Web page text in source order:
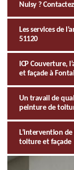
Nuisy ?
Les services de
51120
ICP Couverture,
et façade à
Un travail de
peinture de
L’intervention
toiture et façade